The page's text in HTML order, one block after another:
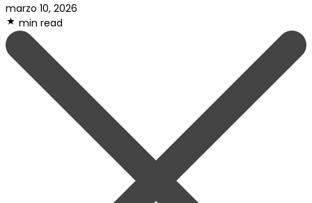
marzo 10, 2026
min read